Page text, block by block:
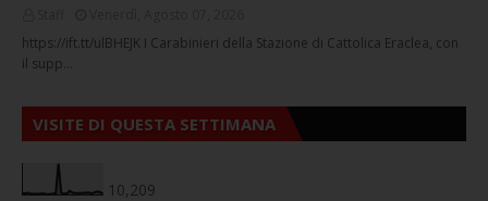
https://ift.tt/ulBHEJK I Carabinieri della Stazione di Cattolica Eraclea, con
il supp…
VISITE DI QUESTA SETTIMANA
10,209